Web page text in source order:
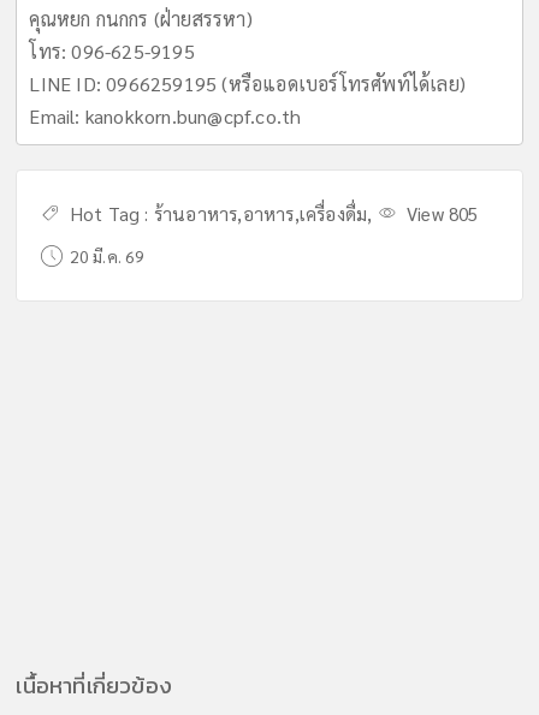
คุณหยก กนกกร (ฝ่ายสรรหา)
โทร: 096-625-9195
LINE ID: 0966259195 (หรือแอดเบอร์โทรศัพท์ได้เลย)
Email: kanokkorn.bun@cpf.co.th
Hot Tag : ร้านอาหาร,อาหาร,เครื่องดื่ม, View 805
20 มี.ค. 69
เนื้อหาที่เกี่ยวข้อง